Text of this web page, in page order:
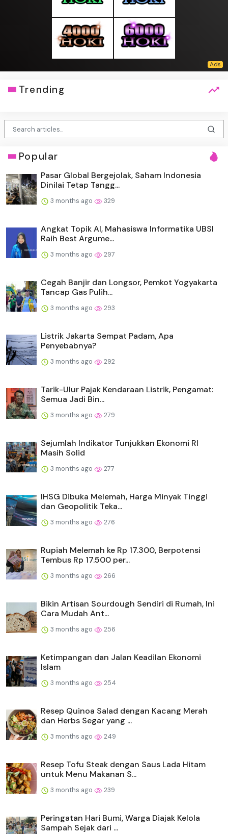
Trending
Popular
Pasar Global Bergejolak, Saham Indonesia
Dinilai Tetap Tangg...
3 months ago 329
Angkat Topik AI, Mahasiswa Informatika UBSI
Raih Best Argume...
3 months ago 297
Cegah Banjir dan Longsor, Pemkot Yogyakarta
Tancap Gas Pulih...
3 months ago 293
Listrik Jakarta Sempat Padam, Apa
Penyebabnya?
3 months ago 292
Tarik-Ulur Pajak Kendaraan Listrik, Pengamat:
Semua Jadi Bin...
3 months ago 279
Sejumlah Indikator Tunjukkan Ekonomi RI
Masih Solid
3 months ago 277
IHSG Dibuka Melemah, Harga Minyak Tinggi
dan Geopolitik Teka...
3 months ago 276
Rupiah Melemah ke Rp 17.300, Berpotensi
Tembus Rp 17.500 per...
3 months ago 266
Bikin Artisan Sourdough Sendiri di Rumah, Ini
Cara Mudah Ant...
3 months ago 256
Ketimpangan dan Jalan Keadilan Ekonomi
Islam
3 months ago 254
Resep Quinoa Salad dengan Kacang Merah
dan Herbs Segar yang ...
3 months ago 249
Resep Tofu Steak dengan Saus Lada Hitam
untuk Menu Makanan S...
3 months ago 239
Peringatan Hari Bumi, Warga Diajak Kelola
Sampah Sejak dari ...